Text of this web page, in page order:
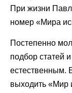
При жизни
номер «Мира
Постепенно
подбор статей
естественным.
выходить «Мир